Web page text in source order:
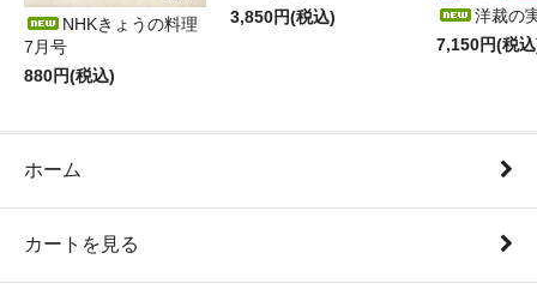
NHKきょうの料理
7月号
880円(税込)
3,850円(税込)
洋裁の
7,150円(税
ホーム
カートを見る